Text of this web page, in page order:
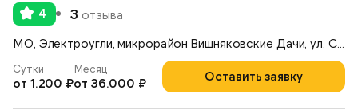
4 3 отзыва
МО, Электроугли, микрорайон Вишняковские Дачи, ул. Советская, 10
Оставить заявку
Сутки
от 1.200 ₽
Месяц
от 36.000 ₽